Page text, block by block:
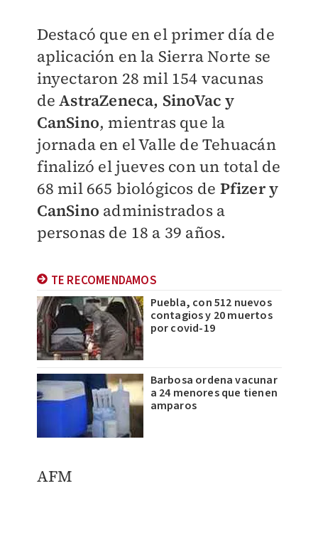
Destacó que en el primer día de
aplicación en la Sierra Norte se
inyectaron 28 mil 154 vacunas
de AstraZeneca, SinoVac y
CanSino, mientras que la
jornada en el Valle de Tehuacán
finalizó el jueves con un total de
68 mil 665 biológicos de Pfizer y
CanSino administrados a
personas de 18 a 39 años.
TE RECOMENDAMOS
Puebla, con 512 nuevos
contagios y 20 muertos
por covid-19
Barbosa ordena vacunar
a 24 menores que tienen
amparos
AFM